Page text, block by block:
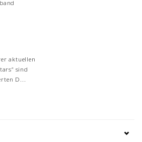
aktuellen
sind
D...